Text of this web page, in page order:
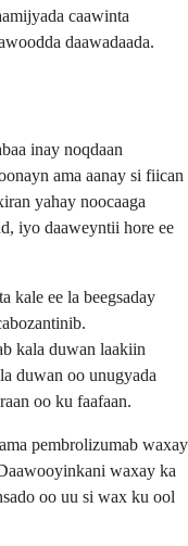
caawinta
daawadaada.
inay noqdaan
ama aanay si fiican
yahay noocaaga
iyo daaweyntii hore ee
kale ee la beegsaday
kala duwan laakiin
duwan oo unugyada
oo ku faafaan.
pembrolizumab waxay
waxay ka
oo uu si wax ku ool